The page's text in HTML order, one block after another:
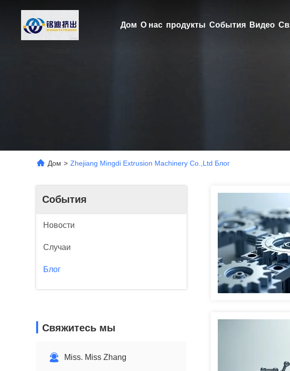
Дом О нас продукты События Видео
Дом > Zhejiang Mingdi Extrusion Machinery Co.,Ltd Блог
События
Новости
Случаи
Блог
Свяжитесь мы
Miss. Miss Zhang